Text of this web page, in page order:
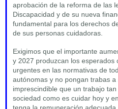
aprobación de la reforma de las
Discapacidad y de su nueva
fundamental para los derechos
de sus personas cuidadoras.
Exigimos que el importante
y 2027 produzcan los esperados
urgentes en las normativas de
autónomas y no pongan trabas a
imprescindible que un trabajo
sociedad como es cuidar hoy y